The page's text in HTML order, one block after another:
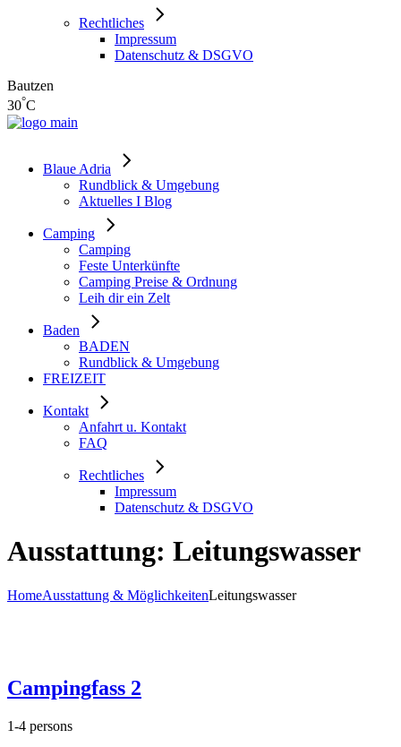
Rechtliches
Impressum
Datenschutz & DSGVO
Bautzen
30°C
Blaue Adria
Rundblick & Umgebung
Aktuelles I Blog
Camping
Camping
Feste Unterkünfte
Camping Preise & Ordnung
Leih dir ein Zelt
Baden
BADEN
Rundblick & Umgebung
FREIZEIT
Kontakt
Anfahrt u. Kontakt
FAQ
Rechtliches
Impressum
Datenschutz & DSGVO
Ausstattung: Leitungswasser
HomeAusstattung & MöglichkeitenLeitungswasser
Campingfass 2
1-4 persons